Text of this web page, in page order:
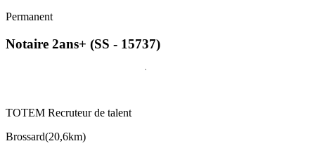
Permanent
Notaire 2ans+ (SS - 15737)
TOTEM Recruteur de talent
Brossard(20,6km)